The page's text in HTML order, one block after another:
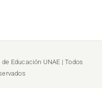
de Educación UNAE | Todos